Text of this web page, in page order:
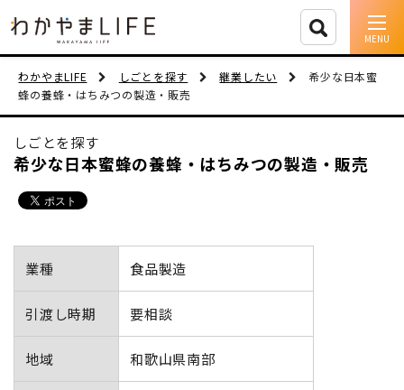
イベント情報
移住支援
人に会う
住まい
市町村を探す
移住者インタビュー
動画
わかやまLIFE しごとを探す 継業したい
希少な日本蜜
蜂の養蜂・はちみつの製造・販売
しごとを探す
希少な日本蜜蜂の養蜂・はちみつの製造・販売
業種 食品製造
引渡し時期 要相談
地域 和歌山県南部